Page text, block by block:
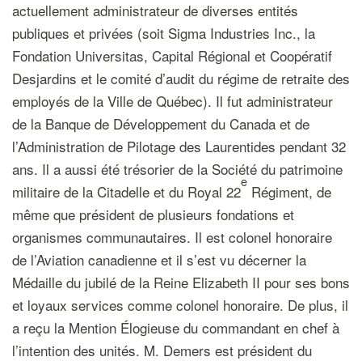
actuellement administrateur de diverses entités
publiques et privées (soit Sigma Industries Inc., la
Fondation Universitas, Capital Régional et Coopératif
Desjardins et le comité d’audit du régime de retraite des
employés de la Ville de Québec). Il fut administrateur
de la Banque de Développement du Canada et de
l’Administration de Pilotage des Laurentides pendant 32
ans. Il a aussi été trésorier de la Société du patrimoine
militaire de la Citadelle et du Royal 22
e
Régiment, de
même que président de plusieurs fondations et
organismes communautaires. Il est colonel honoraire
de l’Aviation canadienne et il s’est vu décerner la
Médaille du jubilé de la Reine Elizabeth II pour ses bons
et loyaux services comme colonel honoraire. De plus, il
a reçu la Mention Élogieuse du commandant en chef à
l’intention des unités. M. Demers est président du